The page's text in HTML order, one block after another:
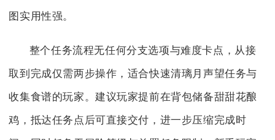
图实用性强。
整个任务流程无任何分支选项与难度卡点，从接
取到完成仅需两步操作，适合快速清璃月声望任务与
收集食谱的玩家。建议玩家提前在背包储备甜甜花酿
鸡，抵达任务点后可直接交付，进一步压缩完成时